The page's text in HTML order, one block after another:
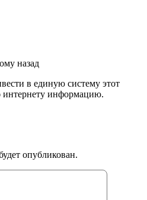
назад
в единую систему этот
интернету информацию.
опубликован.